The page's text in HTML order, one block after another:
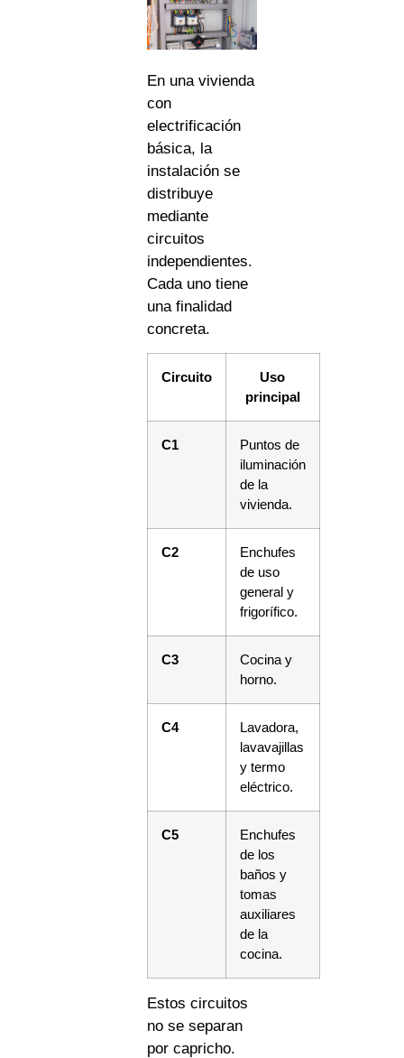
En una vivienda
con
electrificación
básica, la
instalación se
distribuye
mediante
circuitos
independientes.
Cada uno tiene
una finalidad
concreta.
Circuito
Uso
principal
C1
Puntos de
iluminación
de la
vivienda.
C2
Enchufes
de uso
general y
frigorífico.
C3
Cocina y
horno.
C4
Lavadora,
lavavajillas
y termo
eléctrico.
C5
Enchufes
de los
baños y
tomas
auxiliares
de la
cocina.
Estos circuitos
no se separan
por capricho.